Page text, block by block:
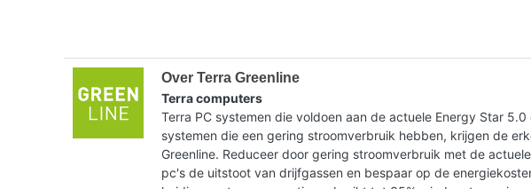
Over Terra Greenline
Terra computers
Terra PC systemen die voldoen aan de actuele Energy Star 5.0
systemen die een gering stroomverbruik hebben, krijgen de
Greenline. Reduceer door gering stroomverbruik met de actuele
pc's de uitstoot van drijfgassen en bespaar op de